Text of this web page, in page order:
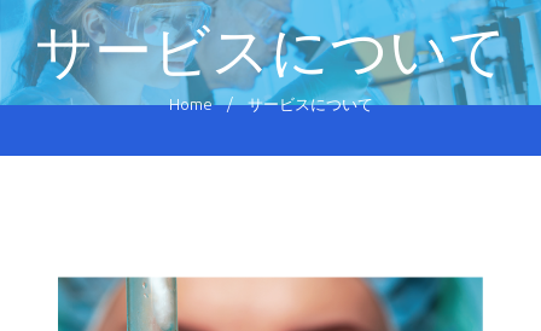
サービスについて
Home / サービスについて